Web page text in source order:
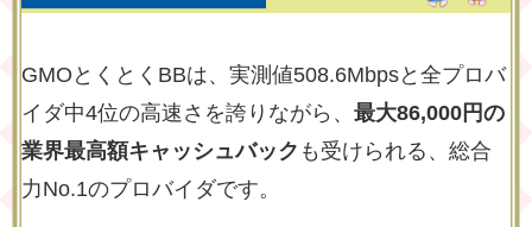
GMOとくとくBBは、実測値508.6Mbpsと全プロバ
イダ中4位の高速さを誇りながら、 最大86,000円の
業界最高額キャッシュバック も受けられる、総合
力No.1のプロバイダです。